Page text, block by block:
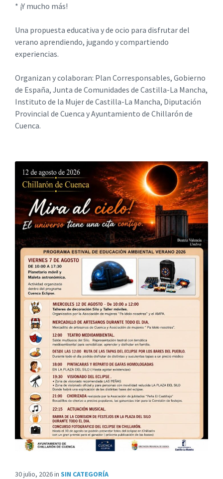
* ¡Y mucho más!
Una propuesta educativa y de ocio para disfrutar del
verano aprendiendo, jugando y compartiendo
experiencias.
Organizan y colaboran: Plan Corresponsables, Gobierno
de España, Junta de Comunidades de Castilla-La Mancha,
Instituto de la Mujer de Castilla-La Mancha, Diputación
Provincial de Cuenca y Ayuntamiento de Chillarón de
Cuenca.
30 julio, 2026in SIN CATEGORÍA